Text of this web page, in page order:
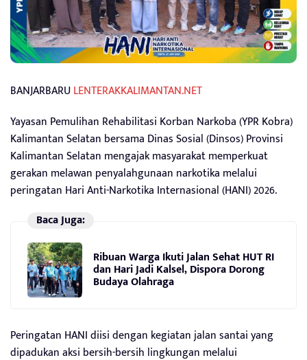
BANJARBARULENTERAKKALIMANTAN.NET
Yayasan Pemulihan Rehabilitasi Korban Narkoba (YPR Kobra)
Kalimantan Selatan bersama Dinas Sosial (Dinsos) Provinsi
Kalimantan Selatan mengajak masyarakat memperkuat
gerakan melawan penyalahgunaan narkotika melalui
peringatan Hari Anti-Narkotika Internasional (HANI) 2026.
Baca Juga:
Ribuan Warga Ikuti Jalan Sehat HUT RI
dan Hari Jadi Kalsel, Dispora Dorong
Budaya Olahraga
Peringatan HANI diisi dengan kegiatan jalan santai yang
dipadukan aksi bersih-bersih lingkungan melalui